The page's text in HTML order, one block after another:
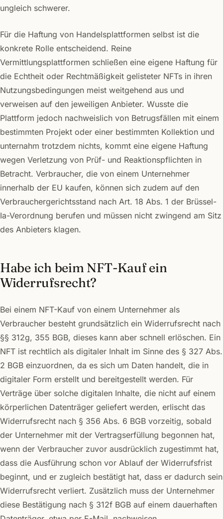
ungleich schwerer.
Für die Haftung von Handelsplattformen selbst ist die
konkrete Rolle entscheidend. Reine
Vermittlungsplattformen schließen eine eigene Haftung für
die Echtheit oder Rechtmäßigkeit gelisteter NFTs in ihren
Nutzungsbedingungen meist weitgehend aus und
verweisen auf den jeweiligen Anbieter. Wusste die
Plattform jedoch nachweislich von Betrugsfällen mit einem
bestimmten Projekt oder einer bestimmten Kollektion und
unternahm trotzdem nichts, kommt eine eigene Haftung
wegen Verletzung von Prüf- und Reaktionspflichten in
Betracht. Verbraucher, die von einem Unternehmer
innerhalb der EU kaufen, können sich zudem auf den
Verbrauchergerichtsstand nach Art. 18 Abs. 1 der Brüssel-
Ia-Verordnung berufen und müssen nicht zwingend am Sitz
des Anbieters klagen.
Habe ich beim NFT-Kauf ein
Widerrufsrecht?
Bei einem NFT-Kauf von einem Unternehmer als
Verbraucher besteht grundsätzlich ein Widerrufsrecht nach
§§ 312g, 355 BGB, dieses kann aber schnell erlöschen. Ein
NFT ist rechtlich als digitaler Inhalt im Sinne des § 327 Abs.
2 BGB einzuordnen, da es sich um Daten handelt, die in
digitaler Form erstellt und bereitgestellt werden. Für
Verträge über solche digitalen Inhalte, die nicht auf einem
körperlichen Datenträger geliefert werden, erlischt das
Widerrufsrecht nach § 356 Abs. 6 BGB vorzeitig, sobald
der Unternehmer mit der Vertragserfüllung begonnen hat,
wenn der Verbraucher zuvor ausdrücklich zugestimmt hat,
dass die Ausführung schon vor Ablauf der Widerrufsfrist
beginnt, und er zugleich bestätigt hat, dass er dadurch sein
Widerrufsrecht verliert. Zusätzlich muss der Unternehmer
diese Bestätigung nach § 312f BGB auf einem dauerhaften